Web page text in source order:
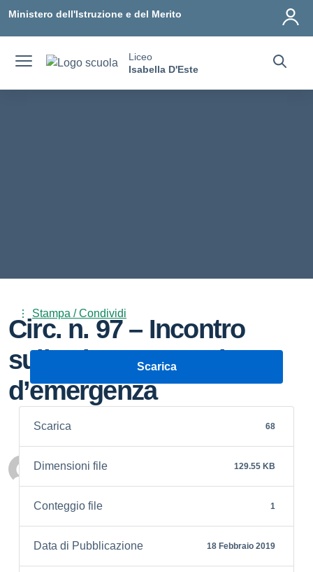
Ministero dell'Istruzione e del Merito
Liceo
Isabella D'Este
Circ. n. 97 – Incontro
sulla sicurezza e piano
d’emergenza
Personale scolastico
Stampa / Condividi
Scarica
Scarica 68
Dimensioni file 129.55 KB
Conteggio file 1
Data di Pubblicazione 18 Febbraio 2019